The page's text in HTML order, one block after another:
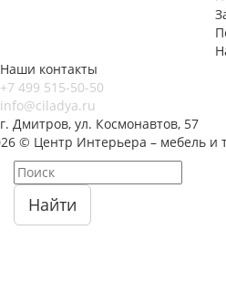
Наши контакты
+7 499 515-50-50
info@ciladya.ru
г. Дмитров, ул. Космонавтов, 57
© Центр Интерьера – мебель и
Найти